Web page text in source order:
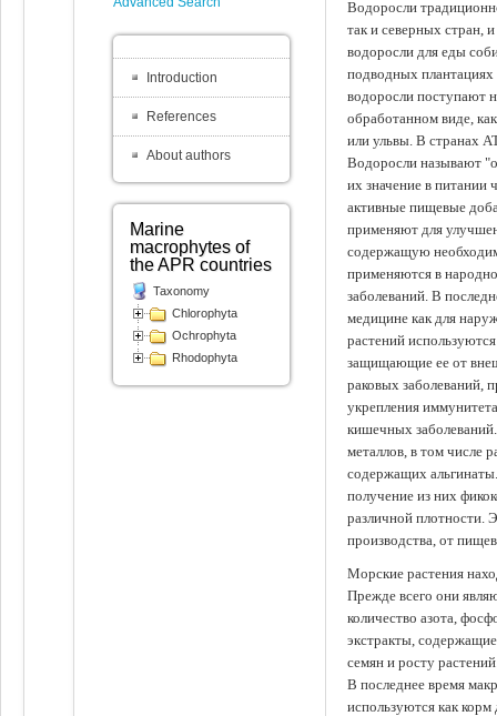
Водоросли
так и северных стран,
водоросли для еды
подводных
водоросли поступают
обработанном виде,
или ульвы. В странах
Водоросли называют
их значение в питании
активные пищевые
применяют для
содержащую
применяются в
заболеваний. В
медицине как для
растений
защищающие ее от
раковых заболеваний,
укрепления
кишечных
металлов, в том числе
содержащих
получение из них
различной плотности.
производства, от
Морские растения
Прежде всего они
количество азота,
экстракты,
семян и росту
В последнее время
используются как
Introduction
References
About authors
Marine
macrophytes of
the APR countries
Taxonomy
Chlorophyta
Ochrophyta
Rhodophyta